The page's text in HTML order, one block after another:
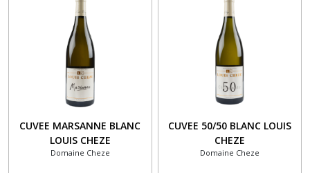
CUVEE MARSANNE BLANC
LOUIS CHEZE
Domaine Cheze
CUVEE 50/50 BLANC LOUIS
CHEZE
Domaine Cheze
VIGNERONS
ARDECHOIS
DOMAINE
CHEZE